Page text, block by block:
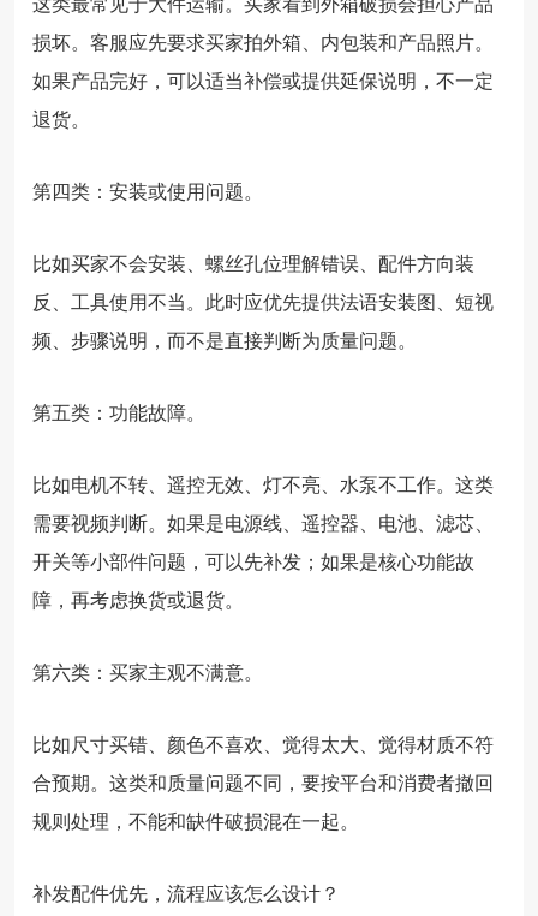
损坏。客服应先要求买家拍外箱、内包装和产品照片。
如果产品完好，可以适当补偿或提供延保说明，不一定
退货。
第四类：安装或使用问题。
比如买家不会安装、螺丝孔位理解错误、配件方向装
反、工具使用不当。此时应优先提供法语安装图、短视
频、步骤说明，而不是直接判断为质量问题。
第五类：功能故障。
比如电机不转、遥控无效、灯不亮、水泵不工作。这类
需要视频判断。如果是电源线、遥控器、电池、滤芯、
开关等小部件问题，可以先补发；如果是核心功能故
障，再考虑换货或退货。
第六类：买家主观不满意。
比如尺寸买错、颜色不喜欢、觉得太大、觉得材质不符
合预期。这类和质量问题不同，要按平台和消费者撤回
规则处理，不能和缺件破损混在一起。
补发配件优先，流程应该怎么设计？